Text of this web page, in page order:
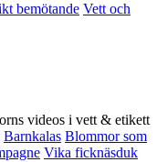
bemötande Vett och
videos i vett & etikett
Barnkalas Blommor som
Vika ficknäsduk